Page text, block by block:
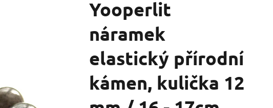
Yooperlit
náramek
elastický přírodní
kámen, kulička 12